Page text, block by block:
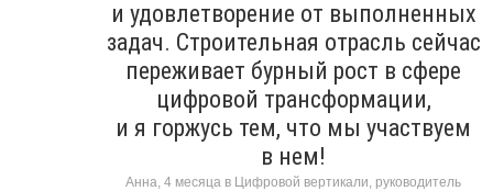
и удовлетворение от выполненных
задач. Строительная отрасль сейчас
переживает бурный рост в сфере
цифровой трансформации,
и я горжусь тем, что мы участвуем
в нем!
Анна, 4 месяца в Цифровой вертикали, руководитель